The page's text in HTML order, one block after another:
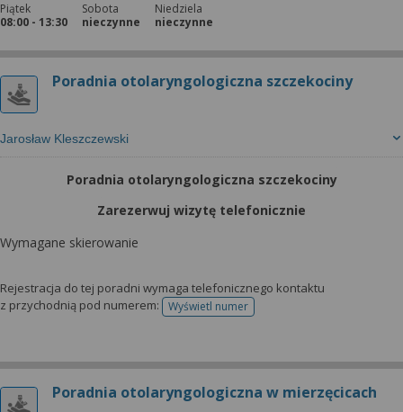
Piątek
08:00 - 13:30
Sobota
nieczynne
Niedziela
nieczynne
Poradnia otolaryngologiczna szczekociny
Jarosław Kleszczewski
Poradnia otolaryngologiczna szczekociny
Zarezerwuj wizytę telefonicznie
Wymagane skierowanie
Rejestracja do tej poradni wymaga telefonicznego kontaktu
z przychodnią pod numerem:
Wyświetl numertelefonu do rejestracji
Poradnia otolaryngologiczna w mierzęcicach